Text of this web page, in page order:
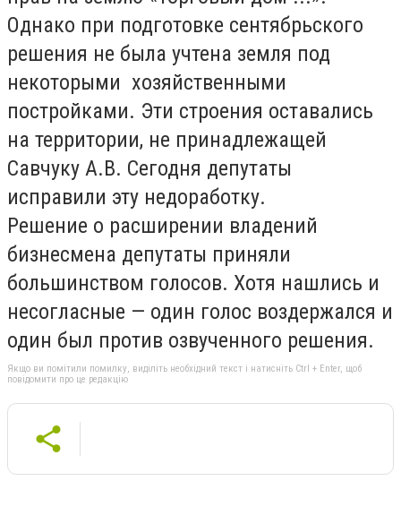
Однако при подготовке сентябрьского
решения не была учтена земля под
некоторыми хозяйственными
постройками. Эти строения оставались
на территории, не принадлежащей
Савчуку А.В. Сегодня депутаты
исправили эту недоработку.
Решение о расширении владений
бизнесмена депутаты приняли
большинством голосов. Хотя нашлись и
несогласные — один голос воздержался и
один был против озвученного решения.
Якщо ви помітили помилку, виділіть необхідний текст і натисніть Ctrl + Enter, щоб
повідомити про це редакцію